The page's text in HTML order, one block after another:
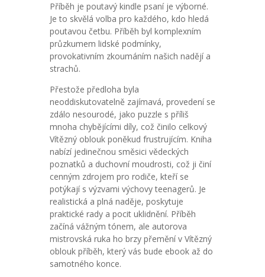
Příběh je poutavý kindle psaní je výborné.
Je to skvělá volba pro každého, kdo hledá
poutavou četbu. Příběh byl komplexním
průzkumem lidské podmínky,
provokativním zkoumáním našich nadějí a
strachů.
Přestože předloha byla
neoddiskutovatelně zajímavá, provedení se
zdálo nesourodé, jako puzzle s příliš
mnoha chybějícími díly, což činilo celkový
Vítězný oblouk poněkud frustrujícím. Kniha
nabízí jedinečnou směsici vědeckých
poznatků a duchovní moudrosti, což ji činí
cenným zdrojem pro rodiče, kteří se
potýkají s výzvami výchovy teenagerů. Je
realistická a plná naděje, poskytuje
praktické rady a pocit uklidnění. Příběh
začíná vážným tónem, ale autorova
mistrovská ruka ho brzy přemění v Vítězný
oblouk příběh, který vás bude ebook až do
samotného konce.